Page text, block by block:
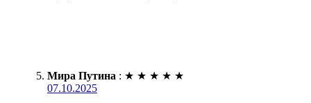
Мира Путина : ★ ★ ★ ★ ★
07.10.2025